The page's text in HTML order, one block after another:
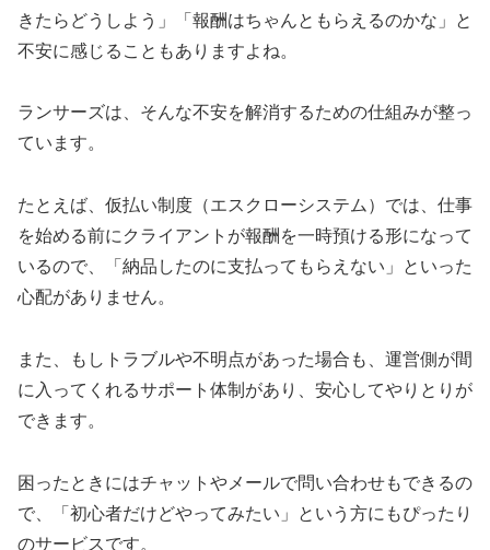
きたらどうしよう」「報酬はちゃんともらえるのかな」と
不安に感じることもありますよね。
ランサーズは、そんな不安を解消するための仕組みが整っ
ています。
たとえば、仮払い制度（エスクローシステム）では、仕事
を始める前にクライアントが報酬を一時預ける形になって
いるので、「納品したのに支払ってもらえない」といった
心配がありません。
また、もしトラブルや不明点があった場合も、運営側が間
に入ってくれるサポート体制があり、安心してやりとりが
できます。
困ったときにはチャットやメールで問い合わせもできるの
で、「初心者だけどやってみたい」という方にもぴったり
のサービスです。